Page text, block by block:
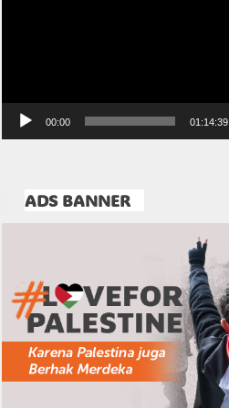
00:00 01:14:39
ADS BANNER